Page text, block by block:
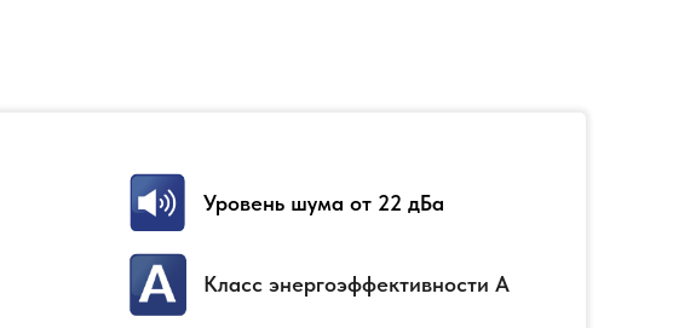
Уровень шума от 22 дБа
Класс энергоэффективности А